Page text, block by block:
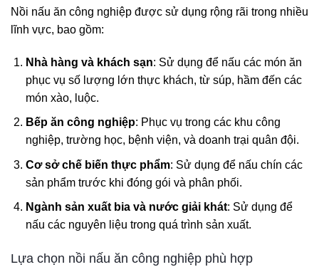
Nồi nấu ăn công nghiệp được sử dụng rộng rãi trong nhiều
lĩnh vực, bao gồm:
Nhà hàng và khách sạn: Sử dụng để nấu các món ăn
phục vụ số lượng lớn thực khách, từ súp, hầm đến các
món xào, luộc.
Bếp ăn công nghiệp: Phục vụ trong các khu công
nghiệp, trường học, bệnh viện, và doanh trại quân đội.
Cơ sở chế biến thực phẩm: Sử dụng để nấu chín các
sản phẩm trước khi đóng gói và phân phối.
Ngành sản xuất bia và nước giải khát: Sử dụng để
nấu các nguyên liệu trong quá trình sản xuất.
Lựa chọn nồi nấu ăn công nghiệp phù hợp